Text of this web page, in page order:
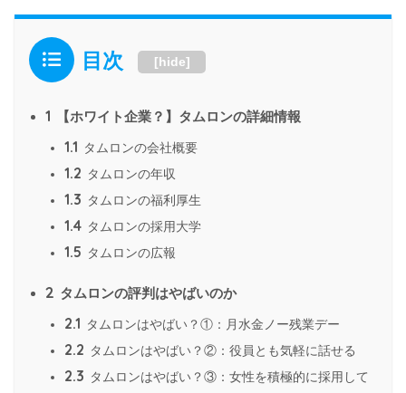
目次 [hide]
1 【ホワイト企業？】タムロンの詳細情報
1.1 タムロンの会社概要
1.2 タムロンの年収
1.3 タムロンの福利厚生
1.4 タムロンの採用大学
1.5 タムロンの広報
2 タムロンの評判はやばいのか
2.1 タムロンはやばい？①：月水金ノー残業デー
2.2 タムロンはやばい？②：役員とも気軽に話せる
2.3 タムロンはやばい？③：女性を積極的に採用して